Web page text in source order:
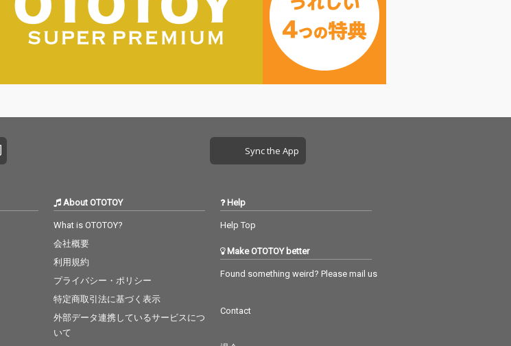
Sync the App
About OTOTOY
What is OTOTOY?
会社概要
利用規約
プライバシー・ポリシー
特定商取引法に基づく表示
外部データ連携しているサービスにつ
いて
Help
Help Top
Make OTOTOY better
Found something weird? Please mail us
Contact